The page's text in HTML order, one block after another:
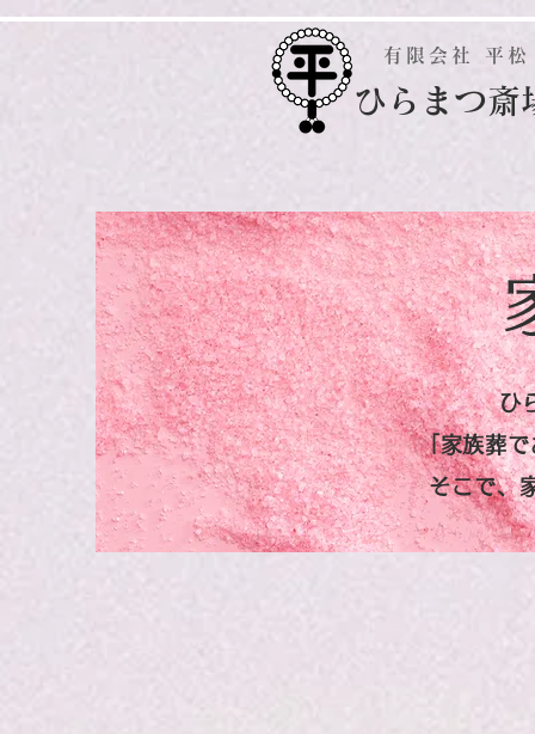
有限会社 平松
ひらまつ斎
ひ
「家族葬
そこで、